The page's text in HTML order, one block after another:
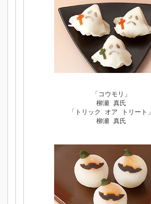
「コウモリ」
柳瀬 真氏
「トリック オア トリート」
柳瀬 真氏